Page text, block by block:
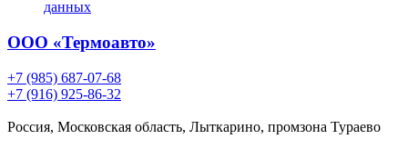
данных
ООО «Термоавто»
+7 (985) 687-07-68
+7 (916) 925-86-32
Россия, Московская область, Лыткарино, промзона Тураево